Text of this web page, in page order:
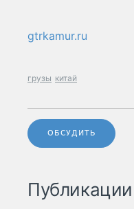
gtrkamur.ru
грузы китай
ОБСУДИТЬ